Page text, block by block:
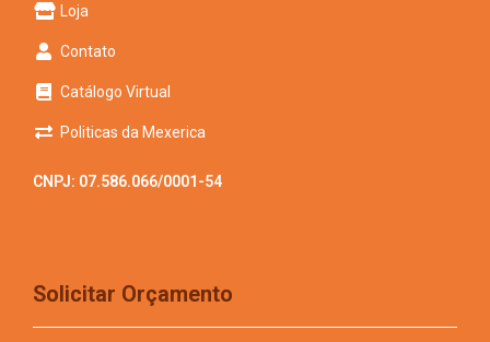
Loja
Contato
Catálogo Virtual
Politicas da Mexerica
CNPJ: 07.586.066/0001-54
Solicitar Orçamento